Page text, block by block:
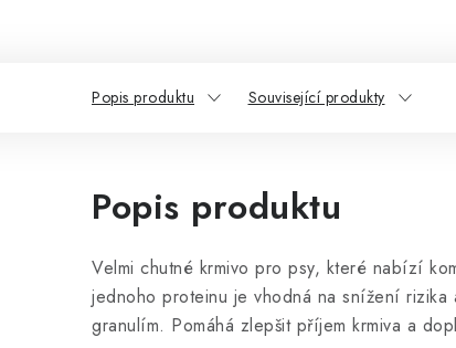
Popis produktu Související produkty
Popis produktu
Velmi chutné krmivo pro psy, které nabízí
jednoho proteinu je vhodná na snížení
granulím. Pomáhá zlepšit příjem krmiva a